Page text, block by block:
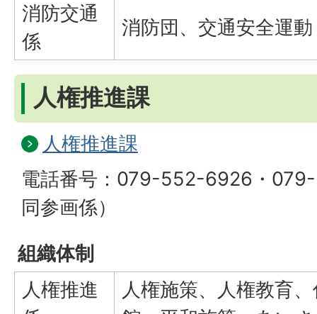
消防交通
係
消防団、交通安全運
人権推進課
人権推進課
電話番号：079-552-6926・
同参画係）
組織体制
人権推進
人権施策、人権教育